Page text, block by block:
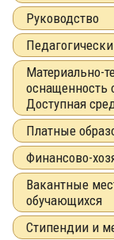
Руководство
Материально-
оснащенность
Доступная
Платные
Финансово-
Вакантные
обучающихся
Стипендии и